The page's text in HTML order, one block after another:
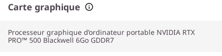
Carte graphique
Processeur graphique d’ordinateur portable NVIDIA RTX
PRO™ 500 Blackwell 6Go GDDR7